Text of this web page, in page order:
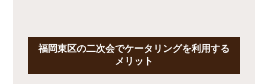
福岡東区の二次会でケータリングを利用する
メリット